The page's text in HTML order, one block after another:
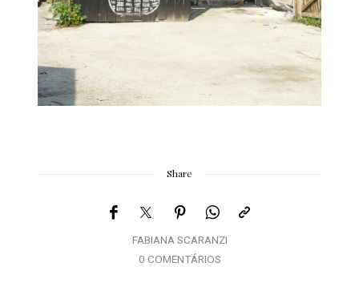
Share
FABIANA SCARANZI
0 COMENTÁRIOS